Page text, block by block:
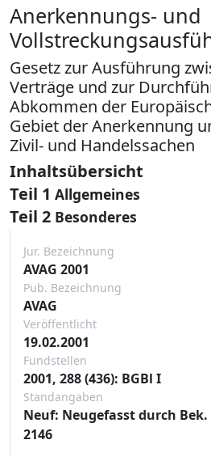
Anerkennungs- und
Gesetz zur Ausführung
Verträge und zur
Abkommen der
Gebiet der Anerkennung
Zivil- und Handelssachen
Inhaltsübersicht
Teil 1 Allgemeines
Teil 2 Besonderes
Jur. Bezeichnung
AVAG 2001
Pub. Bezeichnung
AVAG
Veröffentlicht
19.02.2001
Fundstellen
2001, 288 (436): BGBl I
Standangaben
Neuf: Neugefasst durch Bek.
2146